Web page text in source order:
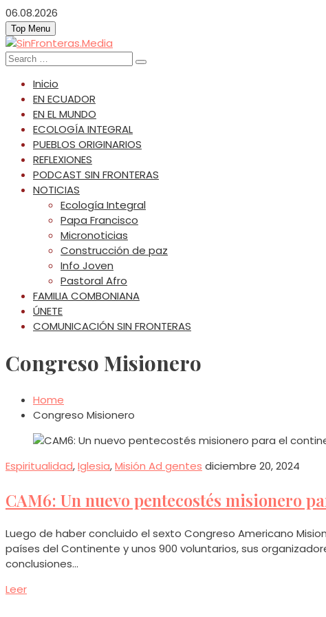
Skip
to
content
06.08.2026
Top Menu
Search
Inicio
EN ECUADOR
EN EL MUNDO
ECOLOGÍA INTEGRAL
PUEBLOS ORIGINARIOS
REFLEXIONES
PODCAST SIN FRONTERAS
NOTICIAS
Ecología Integral
Papa Francisco
Micronoticias
Construcción de paz
Info Joven
Pastoral Afro
FAMILIA COMBONIANA
ÚNETE
COMUNICACIÓN SIN FRONTERAS
Congreso Misionero
Home
Congreso Misionero
Espiritualidad,Iglesia,Misión Ad gentes diciembre 20, 2024
CAM6: Un nuevo pentecostés misionero
Luego de haber concluido el sexto Congreso Americano
países del Continente y unos 900 voluntarios, sus
conclusiones…
Leer